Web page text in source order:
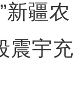
新疆农
震宇充